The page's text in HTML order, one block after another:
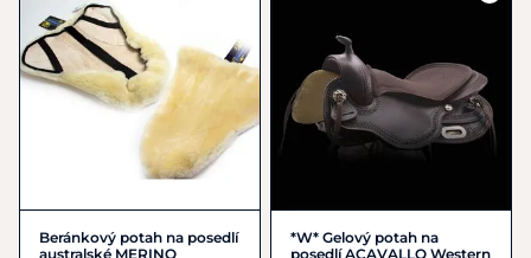
Beránkový potah na posedlí
australské MERINO
*W* Gelový potah na
posedlí ACAVALLO Western